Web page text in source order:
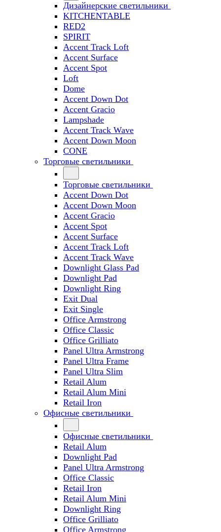
Дизайнерские светильники
KITCHENTABLE
RED2
SPIRIT
Accent Track Loft
Accent Surface
Accent Spot
Loft
Dome
Accent Down Dot
Accent Gracio
Lampshade
Accent Track Wave
Accent Down Moon
CONE
Торговые светильники
Торговые светильники
Accent Down Dot
Accent Down Moon
Accent Gracio
Accent Spot
Accent Surface
Accent Track Loft
Accent Track Wave
Downlight Glass Pad
Downlight Pad
Downlight Ring
Exit Dual
Exit Single
Office Armstrong
Office Classic
Office Grilliato
Panel Ultra Armstrong
Panel Ultra Frame
Panel Ultra Slim
Retail Alum
Retail Alum Mini
Retail Iron
Офисные светильники
Офисные светильники
Retail Alum
Downlight Pad
Panel Ultra Armstrong
Office Classic
Retail Iron
Retail Alum Mini
Downlight Ring
Office Grilliato
Office Armstrong